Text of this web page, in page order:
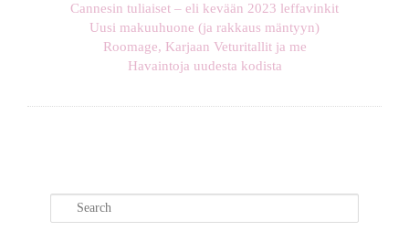
Cannesin tuliaiset – eli kevään 2023 leffavinkit
Uusi makuuhuone (ja rakkaus mäntyyn)
Roomage, Karjaan Veturitallit ja me
Havaintoja uudesta kodista
e